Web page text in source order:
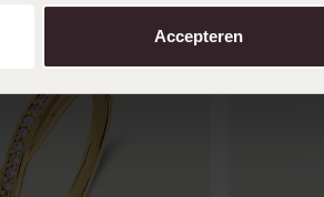
Accepteren